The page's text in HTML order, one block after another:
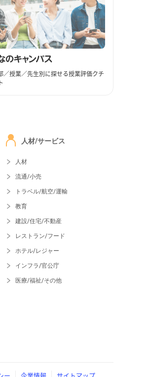
／授業／先生別に探せる授業評価クチ
人材/サービス
人材
流通/小売
トラベル/航空/運輸
教育
建設/住宅/不動産
レストラン/フード
ホテル/レジャー
インフラ/官公庁
医療/福祉/その他